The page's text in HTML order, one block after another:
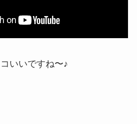
いいですね〜♪